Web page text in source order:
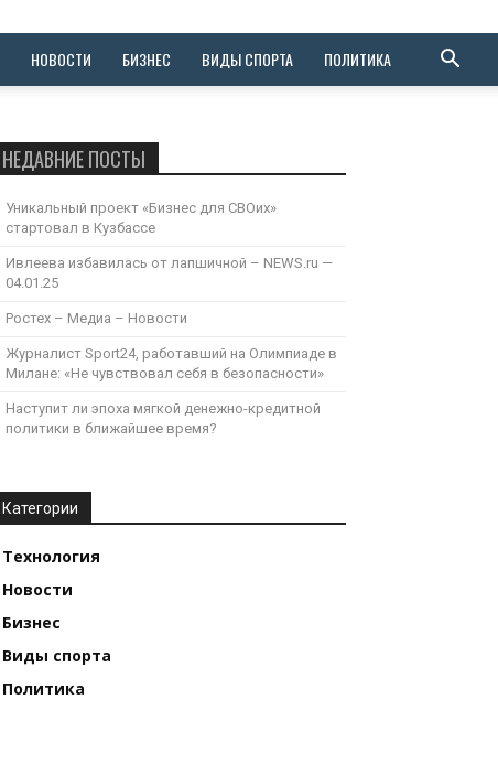
НОВОСТИ БИЗНЕС ВИДЫ СПОРТА ПОЛИТИКА
НЕДАВНИЕ ПОСТЫ
Уникальный проект «Бизнес для СВОих»
стартовал в Кузбассе
Ивлеева избавилась от лапшичной – NEWS.ru —
04.01.25
Ростех – Медиа – Новости
Журналист Sport24, работавший на Олимпиаде в
Милане: «Не чувствовал себя в безопасности»
Наступит ли эпоха мягкой денежно-кредитной
политики в ближайшее время?
Категории
Технология
Новости
Бизнес
Виды спорта
Политика